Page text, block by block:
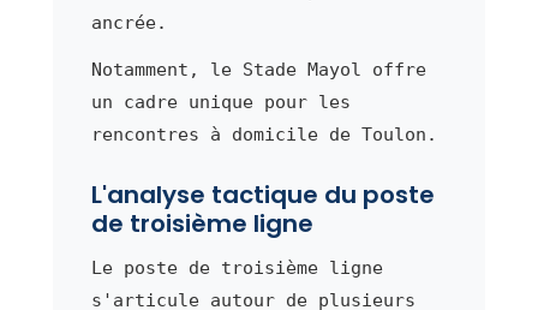
ancrée.
Notamment, le Stade Mayol offre
un cadre unique pour les
rencontres à domicile de Toulon.
L'analyse tactique du poste
de troisième ligne
Le poste de troisième ligne
s'articule autour de plusieurs